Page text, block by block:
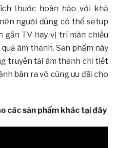
thước hoàn hảo với khả
người dùng có thể setup
gần TV hay vị trí màn chiếu
âm thanh. Sản phẩm này
truyền tải âm thanh chi tiết
bán ra vô cùng ưu đãi cho
các sản phẩm khác tại đây